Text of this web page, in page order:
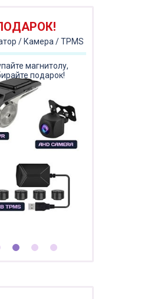
/ Камера / TPMS
магнитолу,
подарок!